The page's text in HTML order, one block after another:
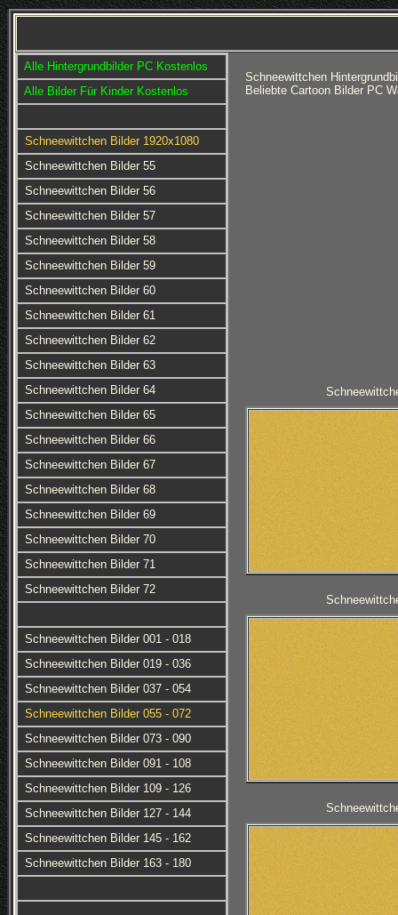
Alle Hintergrundbilder PC Kostenlos
Alle Bilder Für Kinder Kostenlos
Schneewittchen Bilder 1920x1080
Schneewittchen Bilder 55
Schneewittchen Bilder 56
Schneewittchen Bilder 57
Schneewittchen Bilder 58
Schneewittchen Bilder 59
Schneewittchen Bilder 60
Schneewittchen Bilder 61
Schneewittchen Bilder 62
Schneewittchen Bilder 63
Schneewittchen Bilder 64
Schneewittchen Bilder 65
Schneewittchen Bilder 66
Schneewittchen Bilder 67
Schneewittchen Bilder 68
Schneewittchen Bilder 69
Schneewittchen Bilder 70
Schneewittchen Bilder 71
Schneewittchen Bilder 72
Schneewittchen Bilder 001 - 018
Schneewittchen Bilder 019 - 036
Schneewittchen Bilder 037 - 054
Schneewittchen Bilder 055 - 072
Schneewittchen Bilder 073 - 090
Schneewittchen Bilder 091 - 108
Schneewittchen Bilder 109 - 126
Schneewittchen Bilder 127 - 144
Schneewittchen Bilder 145 - 162
Schneewittchen Bilder 163 - 180
Schneewittchen
Beliebte Cartoon Bilder PC